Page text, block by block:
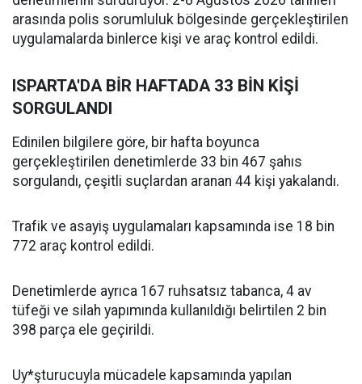
arasında polis sorumluluk bölgesinde gerçekleştirilen
uygulamalarda binlerce kişi ve araç kontrol edildi.
ISPARTA'DA BİR HAFTADA 33 BİN KİŞİ
SORGULANDI
Edinilen bilgilere göre, bir hafta boyunca
gerçekleştirilen denetimlerde 33 bin 467 şahıs
sorgulandı, çeşitli suçlardan aranan 44 kişi yakalandı.
Trafik ve asayiş uygulamaları kapsamında ise 18 bin
772 araç kontrol edildi.
Denetimlerde ayrıca 167 ruhsatsız tabanca, 4 av
tüfeği ve silah yapımında kullanıldığı belirtilen 2 bin
398 parça ele geçirildi.
Uy*şturucuyla mücadele kapsamında yapılan